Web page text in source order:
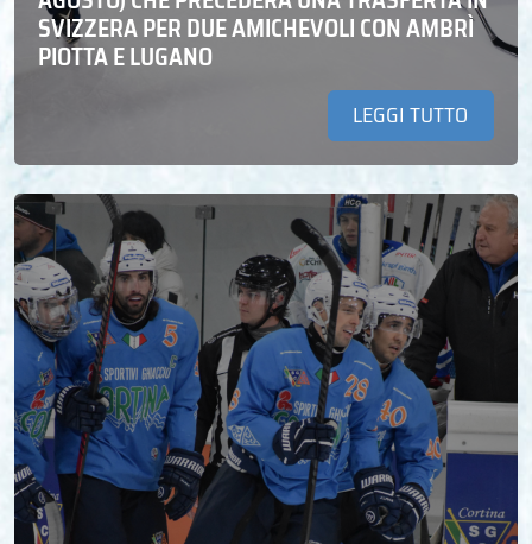
SVIZZERA PER DUE AMICHEVOLI CON AMBRÌ
PIOTTA E LUGANO
LEGGI TUTTO